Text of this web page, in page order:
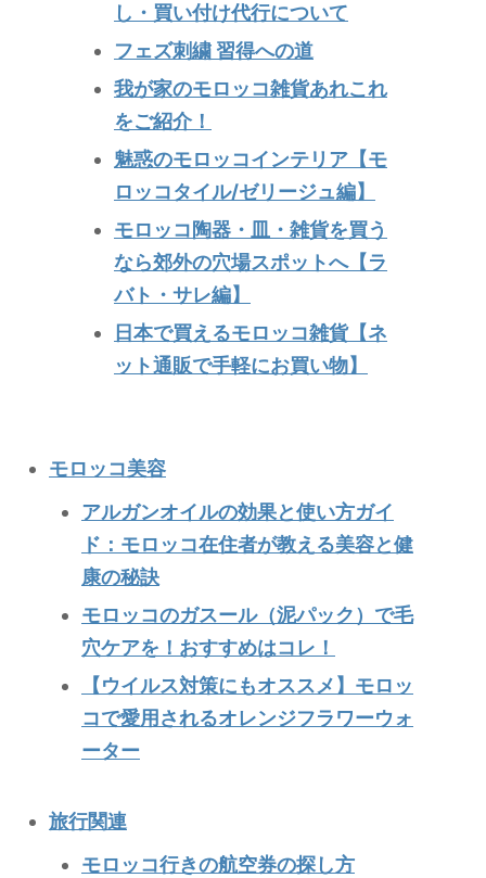
し・買い付け代行について
フェズ刺繍 習得への道
我が家のモロッコ雑貨あれこれ
をご紹介！
魅惑のモロッコインテリア【モ
ロッコタイル/ゼリージュ編】
モロッコ陶器・皿・雑貨を買う
なら郊外の穴場スポットへ【ラ
バト・サレ編】
日本で買えるモロッコ雑貨【ネ
ット通販で手軽にお買い物】
モロッコ美容
アルガンオイルの効果と使い方ガイ
ド：モロッコ在住者が教える美容と健
康の秘訣
モロッコのガスール（泥パック）で毛
穴ケアを！おすすめはコレ！
【ウイルス対策にもオススメ】モロッ
コで愛用されるオレンジフラワーウォ
ーター
旅行関連
モロッコ行きの航空券の探し方